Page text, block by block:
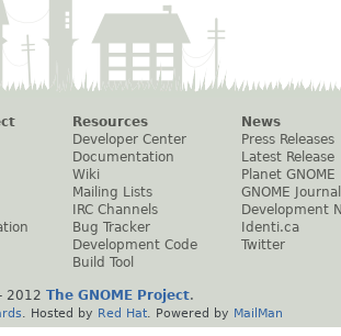
Resources
Developer Center
Documentation
Wiki
Mailing Lists
IRC Channels
Bug Tracker
Development Code
Build Tool
News
Press Releases
Latest Release
Planet GNOME
GNOME Journal
Development
Identi.ca
Twitter
2012 The GNOME Project.
. Hosted by Red Hat . Powered by MailMan